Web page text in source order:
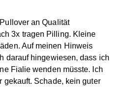
an Qualität
3x tragen Pilling. Kleine
Auf meinen Hinweis
darauf hingewiesen, dass ich
Fialie wenden müsste. Ich
gekauft. Schade, kein guter